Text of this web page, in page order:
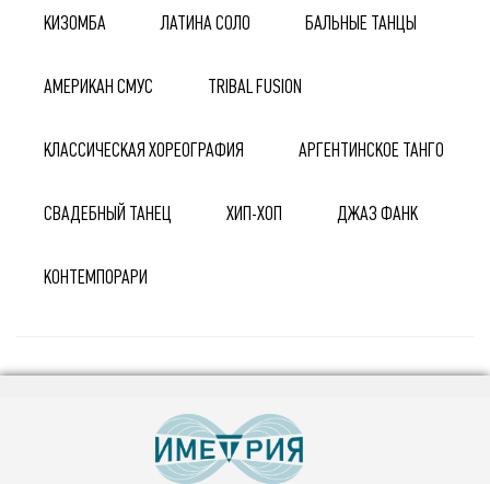
КИЗОМБА ЛАТИНА СОЛО БАЛЬНЫЕ ТАНЦЫ
АМЕРИКАН СМУС TRIBAL FUSION
КЛАССИЧЕСКАЯ ХОРЕОГРАФИЯ АРГЕНТИНСКОЕ ТАНГО
СВАДЕБНЫЙ ТАНЕЦ ХИП-ХОП ДЖАЗ ФАНК
КОНТЕМПОРАРИ